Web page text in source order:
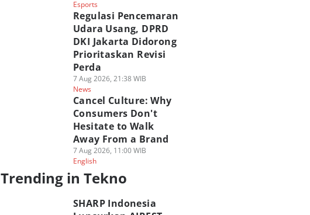
Esports
Regulasi Pencemaran
Udara Usang, DPRD
DKI Jakarta Didorong
Prioritaskan Revisi
Perda
7 Aug 2026, 21:38 WIB
News
Cancel Culture: Why
Consumers Don't
Hesitate to Walk
Away From a Brand
7 Aug 2026, 11:00 WIB
English
Trending in Tekno
SHARP Indonesia